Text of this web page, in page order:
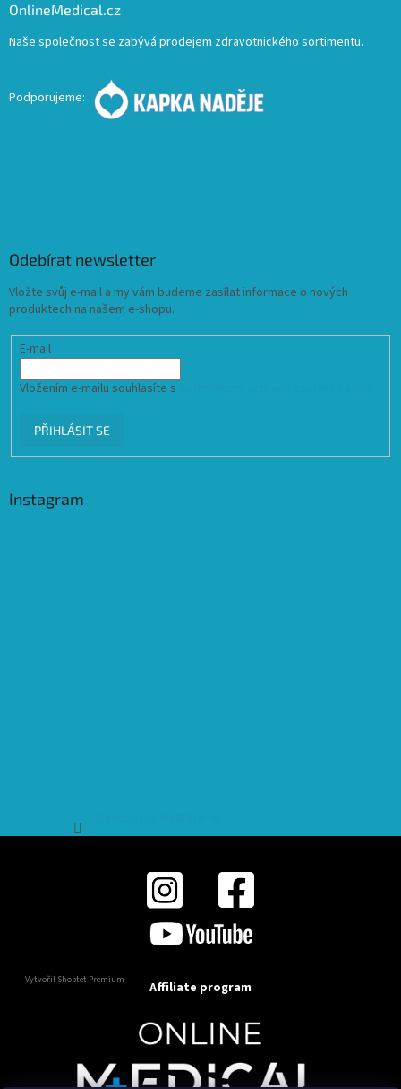
OnlineMedical.cz
Naše společnost se zabývá prodejem zdravotnického sortimentu.
Podporujeme:
Odebírat newsletter
Vložte svůj e-mail a my vám budeme zasílat informace o nových
produktech na našem e-shopu.
E-mail
Vložením e-mailu souhlasíte s
PŘIHLÁSIT SE
Instagram
Vytvořil Shoptet Premium Affiliate program